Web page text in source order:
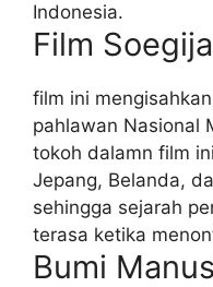
Indonesia.
Film Soegija
film ini
pahlawan Nasional
tokoh dalamn film
Jepang, Belanda,
sehingga sejarah
terasa ketika
Bumi